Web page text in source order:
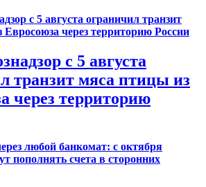
с 5 августа
транзит мяса птицы из
через территорию